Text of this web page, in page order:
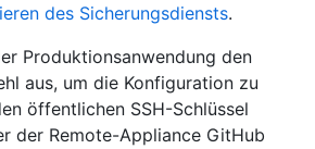
des Sicherungsdiensts.
Produktionsanwendung den
aus, um die Konfiguration zu
öffentlichen SSH-Schlüssel
der Remote-Appliance GitHub